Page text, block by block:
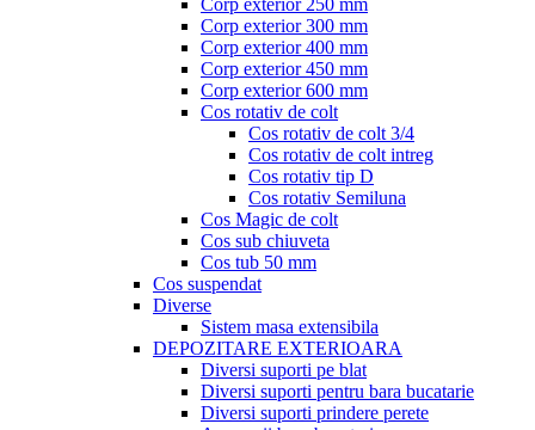
Corp exterior 250 mm
Corp exterior 300 mm
Corp exterior 400 mm
Corp exterior 450 mm
Corp exterior 600 mm
Cos rotativ de colt
Cos rotativ de colt 3/4
Cos rotativ de colt intreg
Cos rotativ tip D
Cos rotativ Semiluna
Cos Magic de colt
Cos sub chiuveta
Cos tub 50 mm
Cos suspendat
Diverse
Sistem masa extensibila
DEPOZITARE EXTERIOARA
Diversi suporti pe blat
Diversi suporti pentru bara bucatarie
Diversi suporti prindere perete